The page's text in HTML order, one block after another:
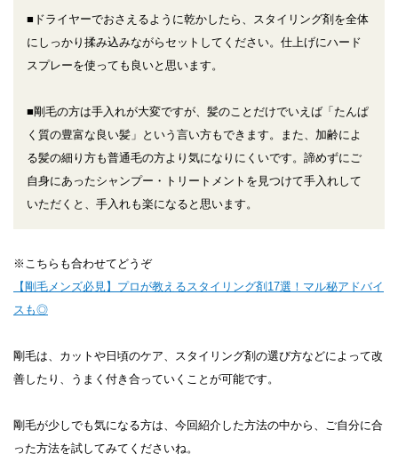
■ドライヤーでおさえるように乾かしたら、スタイリング剤を全体
にしっかり揉み込みながらセットしてください。仕上げにハード
スプレーを使っても良いと思います。
■剛毛の方は手入れが大変ですが、髪のことだけでいえば「たんぱ
く質の豊富な良い髪」という言い方もできます。また、加齢によ
る髪の細り方も普通毛の方より気になりにくいです。諦めずにご
自身にあったシャンプー・トリートメントを見つけて手入れして
いただくと、手入れも楽になると思います。
※こちらも合わせてどうぞ
【剛毛メンズ必見】プロが教えるスタイリング剤17選！マル秘アドバイ
スも◎
剛毛は、カットや日頃のケア、スタイリング剤の選び方などによって改
善したり、うまく付き合っていくことが可能です。
剛毛が少しでも気になる方は、今回紹介した方法の中から、ご自分に合
った方法を試してみてくださいね。